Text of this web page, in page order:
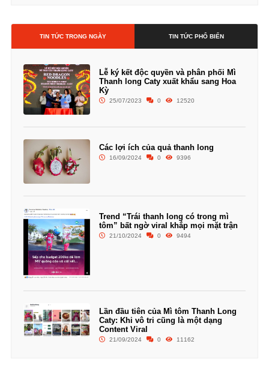
TIN TỨC TRONG NGÀY TIN TỨC PHỔ BIẾN
Lễ ký kết độc quyền và phân phối Mì
Thanh long Caty xuất khẩu sang Hoa
Kỳ
25/07/2023 0 12520
Các lợi ích của quả thanh long
16/09/2024 0 9396
Trend “Trái thanh long có trong mì
tôm” bất ngờ viral khắp mọi mặt trận
21/10/2024 0 9494
Lần đầu tiên của Mì tôm Thanh Long
Caty: Khi vô tri cũng là một dạng
Content Viral
21/09/2024 0 11162